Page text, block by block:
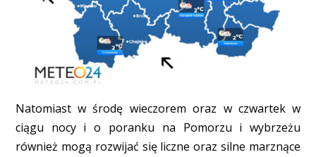
Natomiast w środę wieczorem oraz w czwartek w
ciągu nocy i o poranku na Pomorzu i wybrzeżu
również mogą rozwijać się liczne oraz silne marznące